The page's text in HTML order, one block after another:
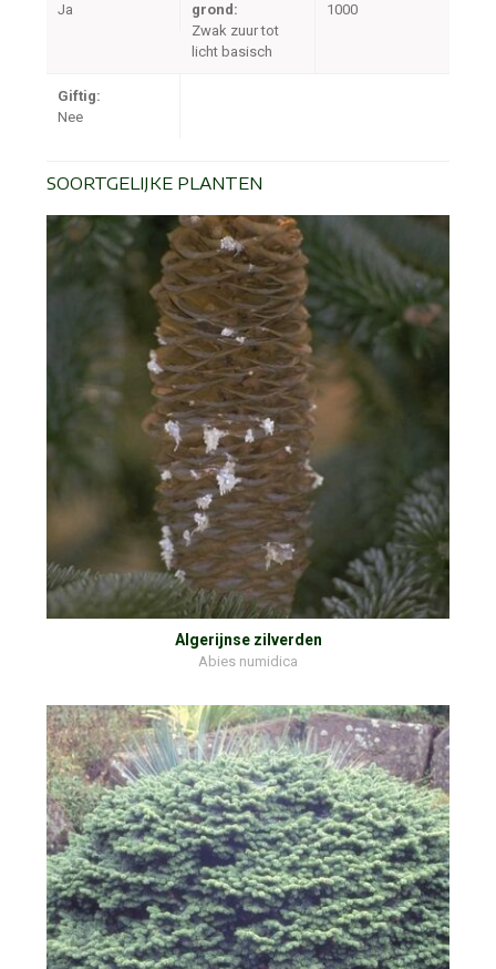
Ja
grond:
Zwak zuur tot
licht basisch
1000
Giftig:
Nee
SOORTGELIJKE PLANTEN
Algerijnse zilverden
Abies numidica